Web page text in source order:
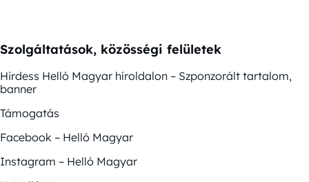
Szolgáltatások, közösségi felületek
Hirdess Helló Magyar híroldalon – Szponzorált tartalom,
banner
Támogatás
Facebook – Helló Magyar
Instagram – Helló Magyar